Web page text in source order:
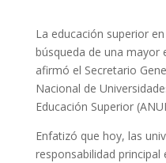
La educación superior
búsqueda de una mayor
afirmó el Secretario
Nacional de
Educación Superior
Enfatizó que hoy, las
responsabilidad